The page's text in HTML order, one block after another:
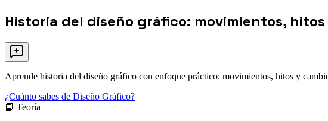
Historia del diseño gráfico: movimientos,
Aprende historia del diseño gráfico con enfoque práctico: movimientos, hitos y
¿Cuánto sabes de Diseño Gráfico?
📘 Teoría